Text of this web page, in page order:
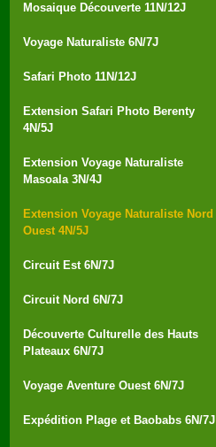
Mosaique Découverte 11N/12J
Voyage Naturaliste 6N/7J
Safari Photo 11N/12J
Extension Safari Photo Berenty
4N/5J
Extension Voyage Naturaliste
Masoala 3N/4J
Extension Voyage Naturaliste Nord
Ouest 4N/5J
Circuit Est 6N/7J
Circuit Nord 6N/7J
Découverte Culturelle des Hauts
Plateaux 6N/7J
Voyage Aventure Ouest 6N/7J
Expédition Plage et Baobabs 6N/7J